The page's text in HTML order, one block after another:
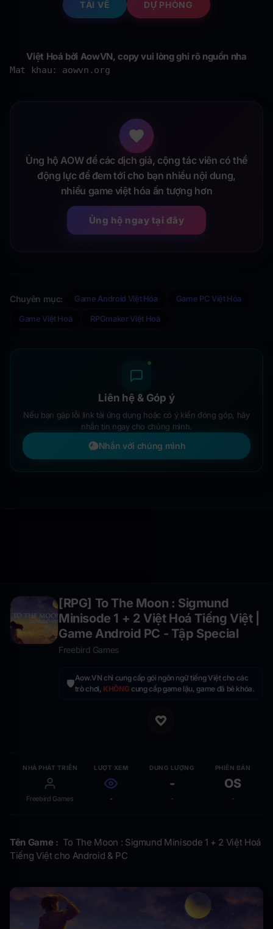
TẢI VỀ DỰ PHÒNG
Việt Hoá bởi AowVN, copy vui lòng ghi rõ nguồn nha
Mat khau: aowvn.org
Ủng hộ AOW để các dịch giả, cộng tác viên có thể
động lực để đem tới cho bạn nhiều nội dung,
nhiều game việt hóa ấn tượng hơn
Ủng hộ ngay tại đây
Chuyên mục: Game Android Việt Hóa Game PC Việt Hóa
Game Việt Hoá RPGmaker Việt Hoá
Liên hệ & Góp ý
Nếu bạn gặp lỗi link tải ứng dụng hoặc có ý kiến đóng góp, hãy
nhắn tin ngay cho chúng mình.
Nhắn với chúng mình
[RPG] To The Moon : Sigmund
Minisode 1 + 2 Việt Hoá Tiếng Việt |
Game Android PC - Tập Special
Freebird Games
🛡️Aow.VN chỉ cung cấp gói ngôn ngữ tiếng Việt cho các
trò chơi, KHÔNGcung cấp game lậu, game đã bẻ khóa.
NHÀ PHÁT TRIỂN
Freebird Games
LƯỢT XEM
-
DUNG LƯỢNG
-
-
PHIÊN BẢN
OS
-
Tên Game : To The Moon : Sigmund Minisode 1 + 2 Việt Hoá
Tiếng Việt cho Android & PC